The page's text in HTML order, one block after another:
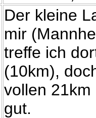
Der kleine
mir
treffe ich
(10km),
vollen
gut.